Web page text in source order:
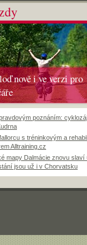
nově i ve verzi pro
poznáním:
s tréninkovým a
Alltraining.cz
mapy Dalmácie znovu slaví
jsou už i v Chorvatsku